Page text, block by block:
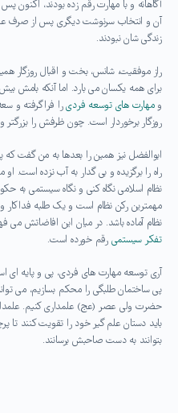
آگاهانه و با مهارت رقم زده بودند،
آن و انتخاب سرنوشت دیگری پس از صرف
زندگی شان نبودند.
راز موفقیت، شانس، بخت و اقبال روزگار
برای همه یکسان می بارد. اما آنکه بامش
ومهارت های توسعه فردیرا فراگرفته و
روزگار برخوردار است. چون ظرفش را
ابوالفضل نیز همین را بعدها به من گفت
راه را برگزیده و بی گدار به آب نزده است.
نظام اسلامی نگاه کنی و نگاه سیستمی به
مهمترین رکن نظام است و یک طلبه فداکار و
نظام آماده باشد. در میان این افاضاتش
تفکر سیستمی رقم خورده است.
آری توسعه مهارت های فردی، پی و پایه
پی ساختمان طلبگی را محکم بسازیم، می
حضرت ولی عصر (عج) علمداری کنیم.
باید دستان علم گیر خود را تقویت کنند تا
بتوانند به دست صاحبش برسانند.